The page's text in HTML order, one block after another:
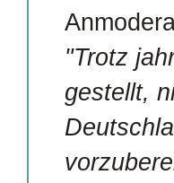
"Trotz
gestellt,